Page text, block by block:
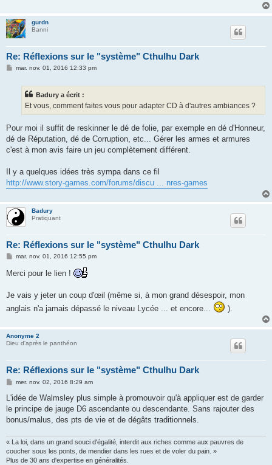
gurdn
Banni
Re: Réflexions sur le "système" Cthulhu Dark
Mmar. nov. 01, 2016 12:33 pm
Badury a écrit :
Et vous, comment faites vous pour adapter CD à d'autres ambiances ?
Pour moi il suffit de reskinner le dé de folie, par exemple en dé d'Honneur,
dé de Réputation, dé de Corruption, etc... Gérer les armes et armures
c'est à mon avis faire un jeu complètement différent.
Il y a quelques idées très sympa dans ce fil
http://www.story-games.com/forums/discu ... nres-games
Badury
Pratiquant
Re: Réflexions sur le "système" Cthulhu Dark
M
s
s
g
e
mar. nov. 01, 2016 12:55 pm
Merci pour le lien !
Je vais y jeter un coup d'œil (même si, à mon grand désespoir, mon
anglais n'a jamais dépassé le niveau Lycée ... et encore...
).
Anonyme 2
Dieu d'après le panthéon
Re: Réflexions sur le "système" Cthulhu Dark
M
s
a
g
mer. nov. 02, 2016 8:29 am
L'idée de Walmsley plus simple à promouvoir qu'à appliquer est de garder
le principe de jauge D6 ascendante ou descendante. Sans rajouter des
bonus/malus, des pts de vie et de dégâts traditionnels.
« La loi, dans un grand souci d'égalité, interdit aux riches comme aux pauvres de
coucher sous les ponts, de mendier dans les rues et de voler du pain. »
Plus de 30 ans d'expertise en généralités.